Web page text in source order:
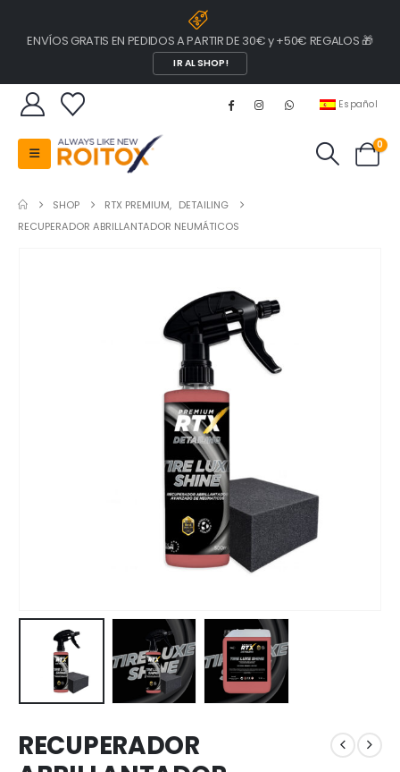
ENVÍOS GRATIS EN PEDIDOS A PARTIR DE 30€ y +50€ REGALOS 🎁
IR AL SHOP!
Español
0
SHOP RTX PREMIUM, DETAILING
RECUPERADOR ABRILLANTADOR NEUMÁTICOS
RECUPERADOR